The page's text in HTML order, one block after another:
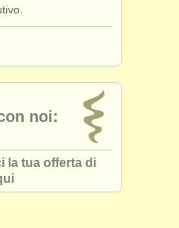
noi:
la tua offerta di